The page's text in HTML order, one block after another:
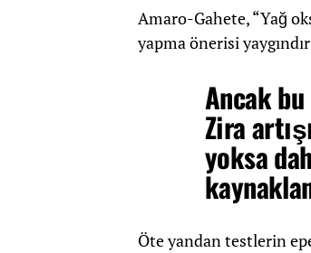
Amaro-Gahete, “Yağ
yapma önerisi
Ancak
Zira
yoksa
Öte yandan testlerin